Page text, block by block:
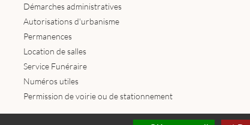
Démarches administratives
Autorisations d'urbanisme
Permanences
Location de salles
Service Funéraire
Numéros utiles
Permission de voirie ou de stationnement